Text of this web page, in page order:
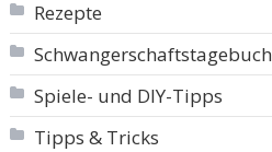
Rezepte
Schwangerschaftstagebuch
Spiele- und DIY-Tipps
Tipps & Tricks